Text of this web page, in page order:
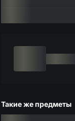
Такие же предметы